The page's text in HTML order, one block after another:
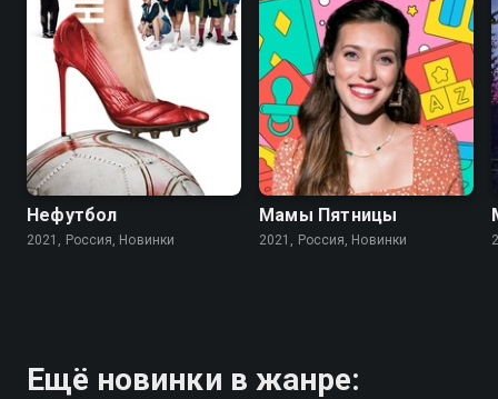
Нефутбол
2021, Россия, Новинки
Мамы Пятницы
2021, Россия, Новинки
Ещё новинки в жанре: